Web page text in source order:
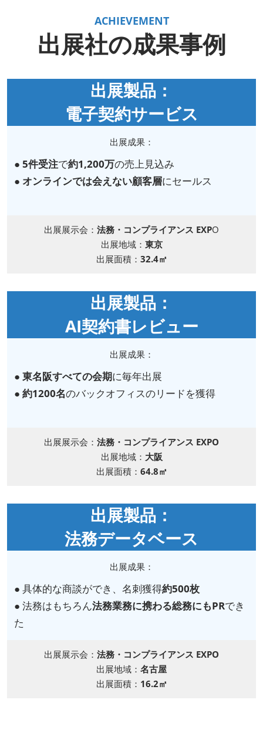
ACHIEVEMENT
出展社の成果事例
出展製品：
電子契約サービス
出展成果：
● 5件受注で約1,200万の売上見込み
● オンラインでは会えない顧客層にセールス
出展展示会： 法務・コンプライアンス EXPO
出展地域： 東京
出展面積： 32.4㎡
出展製品：
AI契約書レビュー
出展成果：
● 東名阪すべての会期に毎年出展
● 約1200名のバックオフィスのリードを獲得
出展展示会： 法務・コンプライアンス EXPO
出展地域： 大阪
出展面積： 64.8㎡
出展製品：
法務データベース
出展成果：
● 具体的な商談ができ、名刺獲得約500枚
● 法務はもちろん法務業務に携わる総務にもPRでき
た
出展展示会： 法務・コンプライアンス EXPO
出展地域： 名古屋
出展面積： 16.2㎡